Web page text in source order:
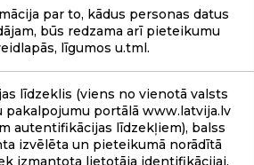
par to, kādus personas datus
būs redzama arī pieteikumu
līgumos u.tml.
līdzeklis (viens no vienotā valsts
pakalpojumu portālā www.latvija.lv
autentifikācijas līdzekļiem), balss
izvēlēta un pieteikumā norādītā
izmantota lietotāja identifikācijai,